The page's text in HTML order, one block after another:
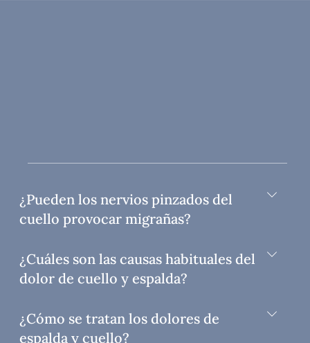
¿Pueden los nervios pinzados del
cuello provocar migrañas?
¿Cuáles son las causas habituales del
dolor de cuello y espalda?
¿Cómo se tratan los dolores de
espalda y cuello?